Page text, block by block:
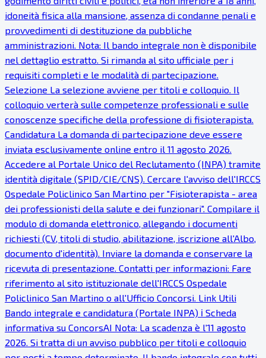
idoneità fisica alla mansione, assenza di condanne penali e
provvedimenti di destituzione da pubbliche
amministrazioni. Nota: Il bando integrale non è disponibile
nel dettaglio estratto. Si rimanda al sito ufficiale per i
requisiti completi e le modalità di partecipazione.
Selezione La selezione avviene per titoli e colloquio. Il
colloquio verterà sulle competenze professionali e sulle
conoscenze specifiche della professione di fisioterapista.
Candidatura La domanda di partecipazione deve essere
inviata esclusivamente online entro il 11 agosto 2026.
Accedere al Portale Unico del Reclutamento (INPA) tramite
identità digitale (SPID/CIE/CNS). Cercare l'avviso dell'IRCCS
Ospedale Policlinico San Martino per "Fisioterapista - area
dei professionisti della salute e dei funzionari". Compilare il
modulo di domanda elettronico, allegando i documenti
richiesti (CV, titoli di studio, abilitazione, iscrizione all'Albo,
documento d'identità). Inviare la domanda e conservare la
ricevuta di presentazione. Contatti per informazioni: Fare
riferimento al sito istituzionale dell'IRCCS Ospedale
Policlinico San Martino o all'Ufficio Concorsi. Link Utili
Bando integrale e candidatura (Portale INPA) ℹ Scheda
informativa su ConcorsAI Nota: La scadenza è l'11 agosto
2026. Si tratta di un avviso pubblico per titoli e colloquio